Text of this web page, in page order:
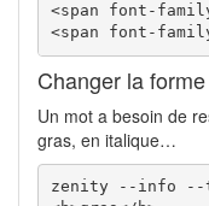
<span font-
<span font-
Changer la
Un mot a besoin de
gras, en italique…
zenity --info --